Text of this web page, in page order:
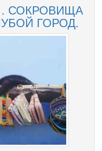
СОКРОВИЩА
ГОРОД.